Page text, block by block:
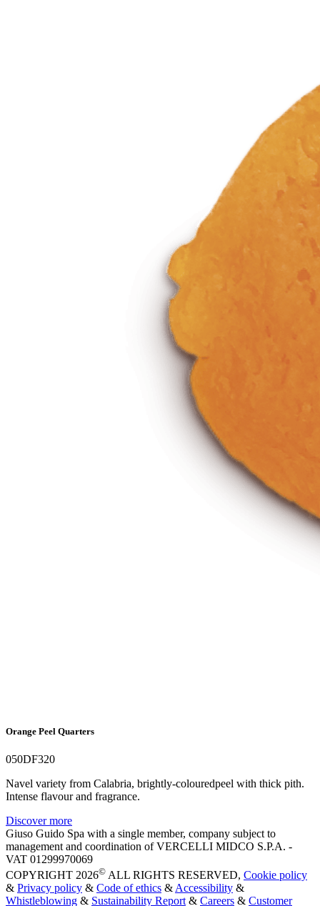
Orange Peel Quarters
050DF320
Navel variety from Calabria, brightly-colouredpeel with thick pith.
Intense flavour and fragrance.
Discover more
Giuso Guido Spa with a single member, company subject to
management and coordination of VERCELLI MIDCO S.P.A. -
VAT 01299970069
COPYRIGHT 2026© ALL RIGHTS RESERVED, Cookie policy
& Privacy policy & Code of ethics & Accessibility &
Whistleblowing & Sustainability Report & Careers & Customer